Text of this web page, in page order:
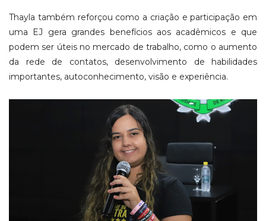
Thayla também reforçou como a criação e participação em
uma EJ gera grandes benefícios aos acadêmicos e que
podem ser úteis no mercado de trabalho, como o aumento
da rede de contatos, desenvolvimento de habilidades
importantes, autoconhecimento, visão e experiência.